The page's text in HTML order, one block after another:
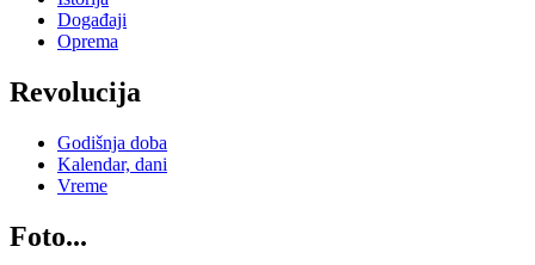
Događaji
Oprema
Revolucija
Godišnja doba
Kalendar, dani
Vreme
Foto...